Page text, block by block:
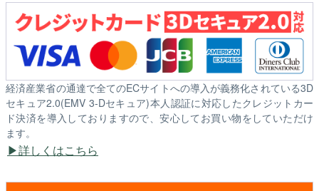
経済産業省の通達で全てのECサイトへの導入が義務化されている3D
セキュア2.0(EMV 3-Dセキュア)本人認証に対応したクレジットカー
ド決済を導入しておりますので、安心してお買い物をしていただけ
ます。
詳しくはこちら